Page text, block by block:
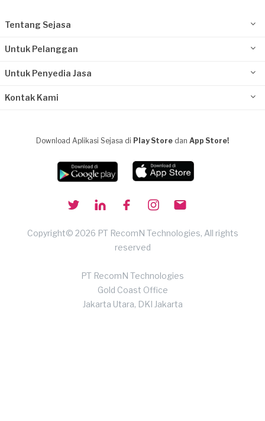
Tentang Sejasa
Untuk Pelanggan
Untuk Penyedia Jasa
Kontak Kami
Download Aplikasi Sejasa di Play Store dan App Store!
Copyright© 2026 PT RecomN Technologies, All rights
reserved
PT RecomN Technologies
Gold Coast Office
Jakarta Utara, DKI Jakarta